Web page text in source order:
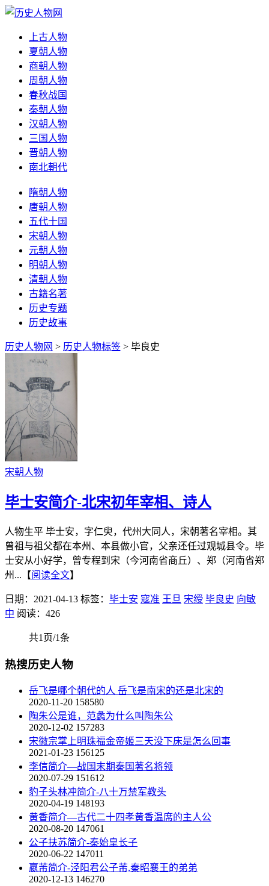
上古人物
夏朝人物
商朝人物
周朝人物
春秋战国
秦朝人物
汉朝人物
三国人物
晋朝人物
南北朝代
隋朝人物
唐朝人物
五代十国
宋朝人物
元朝人物
明朝人物
清朝人物
古籍名著
历史专题
历史故事
历史人物网 > 历史人物标签 > 毕良史
宋朝人物
毕士安简介-北宋初年宰相、诗人
人物生平 毕士安，字仁臾，代州大同人，宋朝著名宰相。其
曾祖与祖父都在本州、本县做小官，父亲还任过观城县令。毕
士安从小好学，曾专程到宋（今河南省商丘）、郑（河南省郑
州...【阅读全文】
日期：2021-04-13 标签： 毕士安 寇准 王旦 宋绶 毕良史 向敏
中 阅读：426
共1页/1条
热搜历史人物
岳飞是哪个朝代的人 岳飞是南宋的还是北宋的
2020-11-20 158580
陶朱公是谁，范蠡为什么叫陶朱公
2020-12-02 157283
宋徽宗掌上明珠福金帝姬三天没下床是怎么回事
2021-01-23 156125
李信简介—战国末期秦国著名将领
2020-07-29 151612
豹子头林冲简介-八十万禁军教头
2020-04-19 148193
黄香简介—古代二十四孝黄香温席的主人公
2020-08-20 147061
公子扶苏简介-秦始皇长子
2020-06-22 147011
嬴芾简介-泾阳君公子芾,秦昭襄王的弟弟
2020-12-13 146270